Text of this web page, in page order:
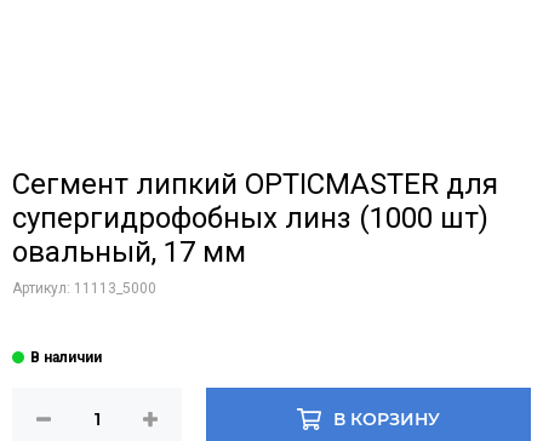
Сегмент липкий OPTICMASTER для
супергидрофобных линз (1000 шт)
овальный, 17 мм
Артикул: 11113_5000
В КОРЗИНУ